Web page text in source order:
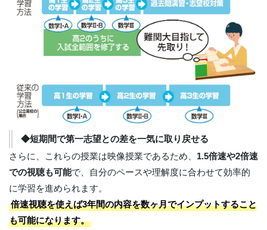
◆短期間で第一志望との差を一気に取り戻せる
さらに、これらの授業は映像授業であるため、 1.5倍速や2倍速
での視聴も可能で、自分のペースや理解度に合わせて効率的
に学習を進められます。
倍速視聴を使えば3年間の内容を数ヶ月でインプットすること
も可能になります。